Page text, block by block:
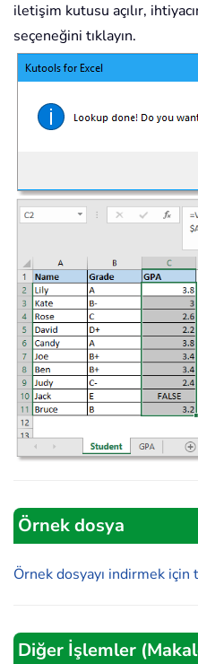
iletişim kutusu açılır,
seçeneğini tıklayın.
Örnek dosya
Örnek dosyayı indirmek için
Diğer İşlemler